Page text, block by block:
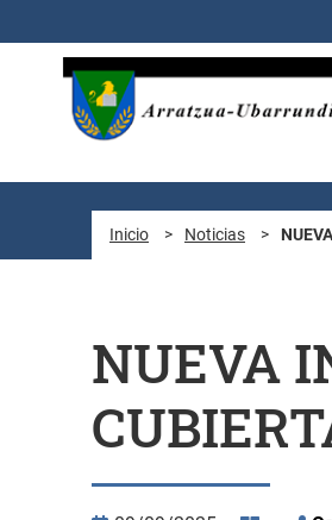
Inicio > Noticias >
NUEVA